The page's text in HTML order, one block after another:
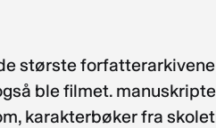
største
ble filmet.
karakterbøker fra